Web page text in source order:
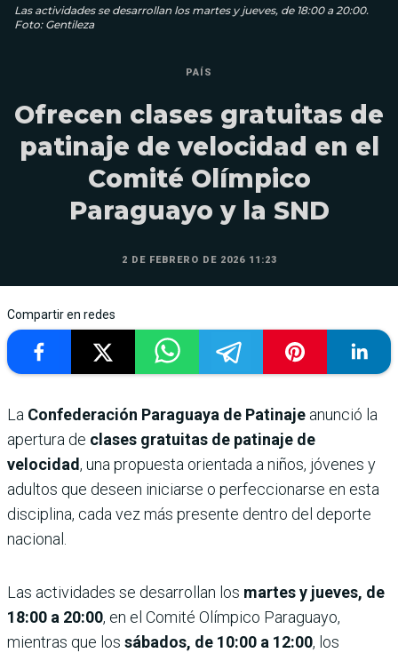
Las actividades se desarrollan los martes y jueves, de 18:00 a 20:00.
Foto: Gentileza
PAÍS
Ofrecen clases gratuitas de
patinaje de velocidad en el
Comité Olímpico
Paraguayo y la SND
2 DE FEBRERO DE 2026 11:23
Compartir en redes
La Confederación Paraguaya de Patinaje anunció la
apertura de clases gratuitas de patinaje de
velocidad, una propuesta orientada a niños, jóvenes y
adultos que deseen iniciarse o perfeccionarse en esta
disciplina, cada vez más presente dentro del deporte
nacional.
Las actividades se desarrollan los martes y jueves, de
18:00 a 20:00, en el Comité Olímpico Paraguayo,
mientras que los sábados, de 10:00 a 12:00, los